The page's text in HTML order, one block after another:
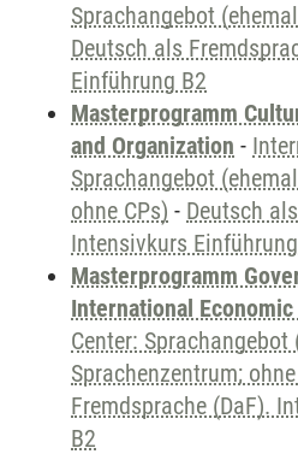
Sprachangebot
Deutsch als
Einführung B2
Masterprogramm
and Organization -
Sprachangebot
ohne CPs) - Deutsch
Intensivkurs
Masterprogramm
International Economic
Center: Sprachangebot
Sprachenzentrum;
Fremdsprache (DaF).
B2